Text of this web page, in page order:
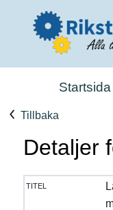
Startsida
Tillbaka
Detaljer
titel